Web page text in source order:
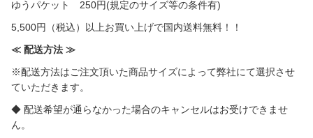
ゆうパケット 250円(規定のサイズ等の条件有)
5,500円（税込）以上お買い上げで国内送料無料！！
≪ 配送方法 ≫
※配送方法はご注文頂いた商品サイズによって弊社にて選択させ
ていただきます。
◆ 配送希望が通らなかった場合のキャンセルはお受けできませ
ん。